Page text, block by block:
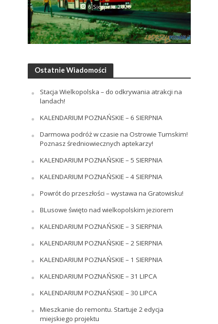
6 Sierpnia 2026
Ostatnie Wiadomości
Stacja Wielkopolska – do odkrywania atrakcji na
landach!
KALENDARIUM POZNAŃSKIE – 6 SIERPNIA
Darmowa podróż w czasie na Ostrowie Tumskim!
Poznasz średniowiecznych aptekarzy!
KALENDARIUM POZNAŃSKIE – 5 SIERPNIA
KALENDARIUM POZNAŃSKIE – 4 SIERPNIA
Powrót do przeszłości – wystawa na Gratowisku!
BLusowe święto nad wielkopolskim jeziorem
KALENDARIUM POZNAŃSKIE – 3 SIERPNIA
KALENDARIUM POZNAŃSKIE – 2 SIERPNIA
KALENDARIUM POZNAŃSKIE – 1 SIERPNIA
KALENDARIUM POZNAŃSKIE – 31 LIPCA
KALENDARIUM POZNAŃSKIE – 30 LIPCA
Mieszkanie do remontu. Startuje 2 edycja
miejskiego projektu